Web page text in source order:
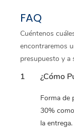
FAQ
Cuéntenos
encontraremos
presupuesto y a
1 ¿Cómo
Forma de
30%
la entrega.